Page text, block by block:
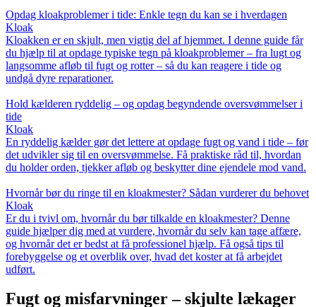
Opdag kloakproblemer i tide: Enkle tegn du kan se i hverdagen
Kloak
Kloakken er en skjult, men vigtig del af hjemmet. I denne guide får
du hjælp til at opdage typiske tegn på kloakproblemer – fra lugt og
langsomme afløb til fugt og rotter – så du kan reagere i tide og
undgå dyre reparationer.
Hold kælderen ryddelig – og opdag begyndende oversvømmelser i
tide
Kloak
En ryddelig kælder gør det lettere at opdage fugt og vand i tide – før
det udvikler sig til en oversvømmelse. Få praktiske råd til, hvordan
du holder orden, tjekker afløb og beskytter dine ejendele mod vand.
Hvornår bør du ringe til en kloakmester? Sådan vurderer du behovet
Kloak
Er du i tvivl om, hvornår du bør tilkalde en kloakmester? Denne
guide hjælper dig med at vurdere, hvornår du selv kan tage affære,
og hvornår det er bedst at få professionel hjælp. Få også tips til
forebyggelse og et overblik over, hvad det koster at få arbejdet
udført.
Fugt og misfarvninger – skjulte lækager